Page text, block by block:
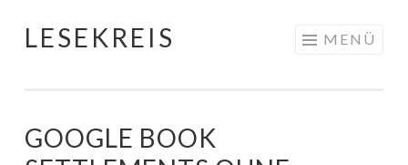
Springe
LESEKREIS MENÜ
GOOGLE BOOK